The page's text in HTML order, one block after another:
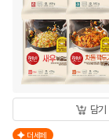
담기
더세페